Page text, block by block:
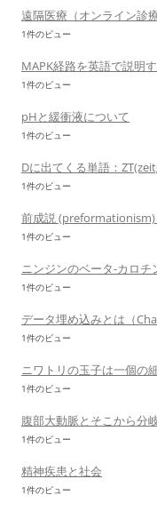
遠隔医療（オンライン診
1件のビュー
MAPK経路を英語で説明
1件のビュー
pHと緩衝液について
1件のビュー
Dに出てくる単語：
1件のビュー
前成説
1件のビュー
ニンジンのベータ-カロ
1件のビュー
データ埋め込みとは（
1件のビュー
ニワトリの玉子は一個の
1件のビュー
腹部大動脈とそこから分
1件のビュー
精神疾患と社会
1件のビュー